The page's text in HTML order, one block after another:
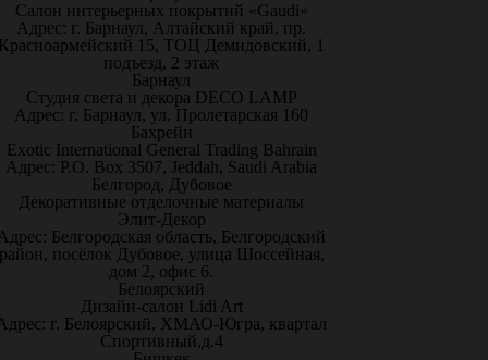
Салон интерьерных покрытий «Gaudi»
Адрес: г. Барнаул, Алтайский край, пр.
15, ТОЦ Демидовский, 1
подъезд, 2 этаж
Барнаул
Студия света и декора DECO LAMP
Адрес: г. Барнаул, ул. Пролетарская 160
Бахрейн
Exotic International General Trading Bahrain
Адрес: P.O. Box 3507, Jeddah, Saudi Arabia
Белгород, Дубовое
Декоративные отделочные материалы
Элит-Декор
Белгородская область, Белгородский
посёлок Дубовое, улица Шоссейная,
дом 2, офис 6.
Белоярский
Дизайн-салон Lidi Art
г. Белоярский, ХМАО-Югра, квартал
Спортивный,д.4